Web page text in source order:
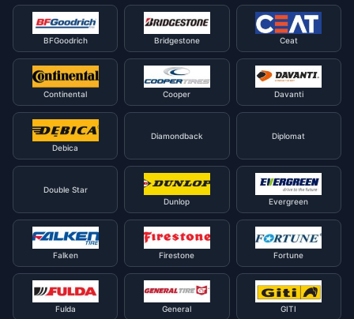
BFGoodrich Bridgestone Ceat
Continental Cooper Davanti
Debica
Diamondback Diplomat
Double Star
Dunlop
Evergreen
Falken Firestone Fortune
Fulda General GITI